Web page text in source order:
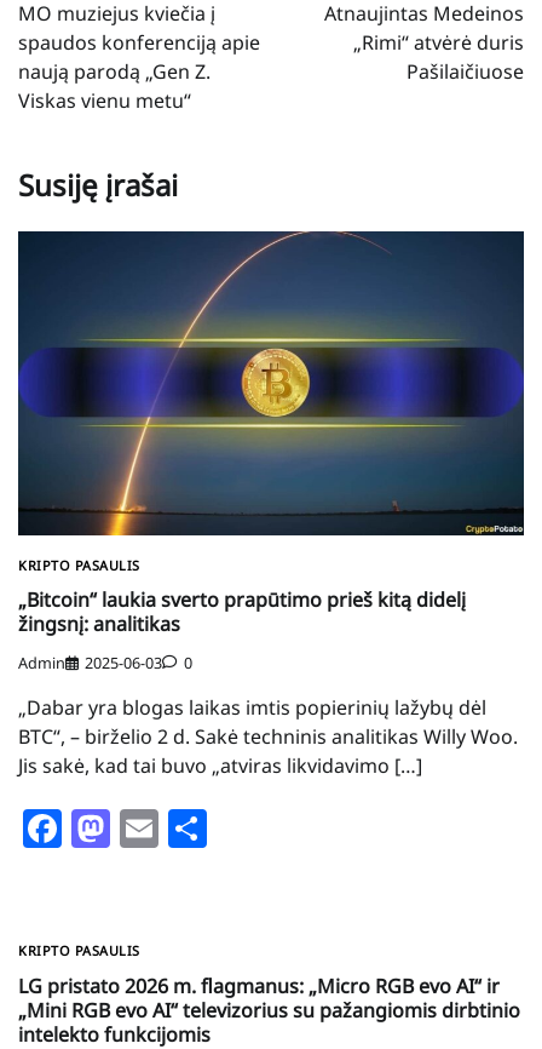
įrašų
MO muziejus kviečia į
spaudos konferenciją apie
naują parodą „Gen Z.
Viskas vienu metu“
Atnaujintas Medeinos
„Rimi“ atvėrė duris
Pašilaičiuose
Susiję įrašai
KRIPTO PASAULIS
„Bitcoin“ laukia sverto prapūtimo prieš kitą didelį
žingsnį: analitikas
Admin 2025-06-03 0
„Dabar yra blogas laikas imtis popierinių lažybų dėl
BTC“, – birželio 2 d. Sakė techninis analitikas Willy Woo.
Jis sakė, kad tai buvo „atviras likvidavimo […]
Facebook
Mastodon
Email
KRIPTO PASAULIS
LG pristato 2026 m. flagmanus: „Micro RGB evo AI“ ir
„Mini RGB evo AI“ televizorius su pažangiomis dirbtinio
intelekto funkcijomis